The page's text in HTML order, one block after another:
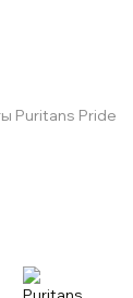
Puritans Pride